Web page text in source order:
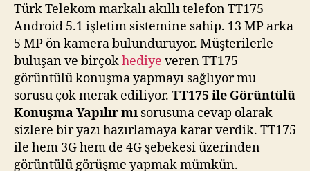
Türk Telekom markalı akıllı telefon TT175
Android 5.1 işletim sistemine sahip. 13 MP arka
5 MP ön kamera bulunduruyor. Müşterilerle
buluşan ve birçokhediye veren TT175
görüntülü konuşma yapmayı sağlıyor mu
sorusu çok merak ediliyor. TT175 ile Görüntülü
Konuşma Yapılır mı sorusuna cevap olarak
sizlere bir yazı hazırlamaya karar verdik. TT175
ile hem 3G hem de 4G şebekesi üzerinden
görüntülü görüşme yapmak mümkün.